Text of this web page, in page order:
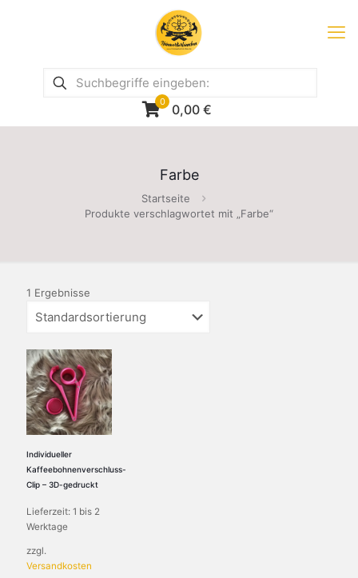
0 0,00 €
Farbe
Startseite
Produkte verschlagwortet mit „Farbe“
1 Ergebnisse
Individueller
Kaffeebohnenverschluss-
Clip – 3D-gedruckt
Lieferzeit: 1 bis 2
Werktage
zzgl.
Versandkosten